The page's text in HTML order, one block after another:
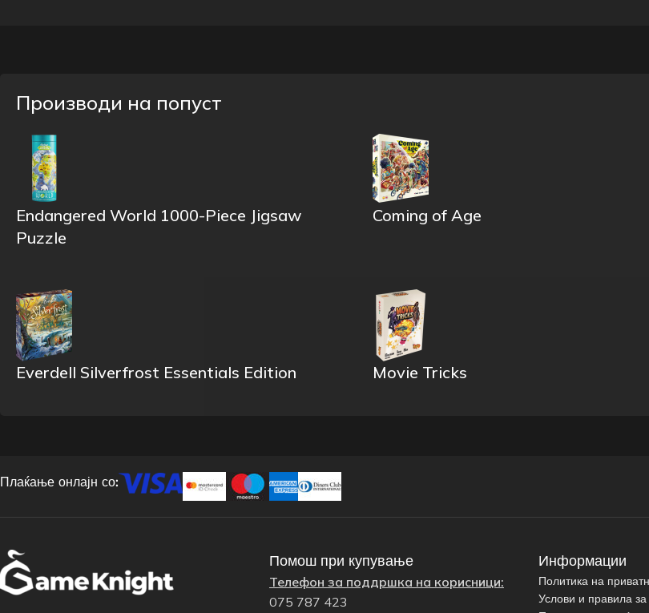
Производи на попуст
Endangered World 1000-Piece Jigsaw
Puzzle
Coming of Age
Everdell Silverfrost Essentials Edition Movie Tricks
Плаќање онлајн со:
Помош при купување
Телефон за поддршка на корисници:
075 787 423
Информации
Политика на
Услови и правила